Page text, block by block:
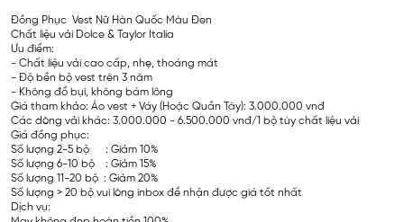
Đồng Phục Vest Nữ Hàn Quốc Màu Đen
Chất liệu vải Dolce & Taylor Italia
Ưu điểm:
- Chất liệu vải cao cấp, nhẹ, thoáng mát
- Độ bền bộ vest trên 3 năm
- Không đổ bụi, không bám lông
Giá tham khảo: Áo vest + Váy (Hoặc Quần Tây): 3.000.000 vnđ
Các dòng vải khác: 3.000.000 - 6.500.000 vnđ/1 bộ tùy chất liệu vải
Giá đồng phục:
Số lượng 2-5 bộ : Giảm 10%
Số lượng 6-10 bộ : Giảm 15%
Số lượng 11-20 bộ : Giảm 20%
Số lượng > 20 bộ vui lòng inbox để nhận được giá tốt nhất
Dịch vụ: